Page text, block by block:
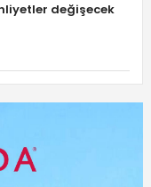
değişecek